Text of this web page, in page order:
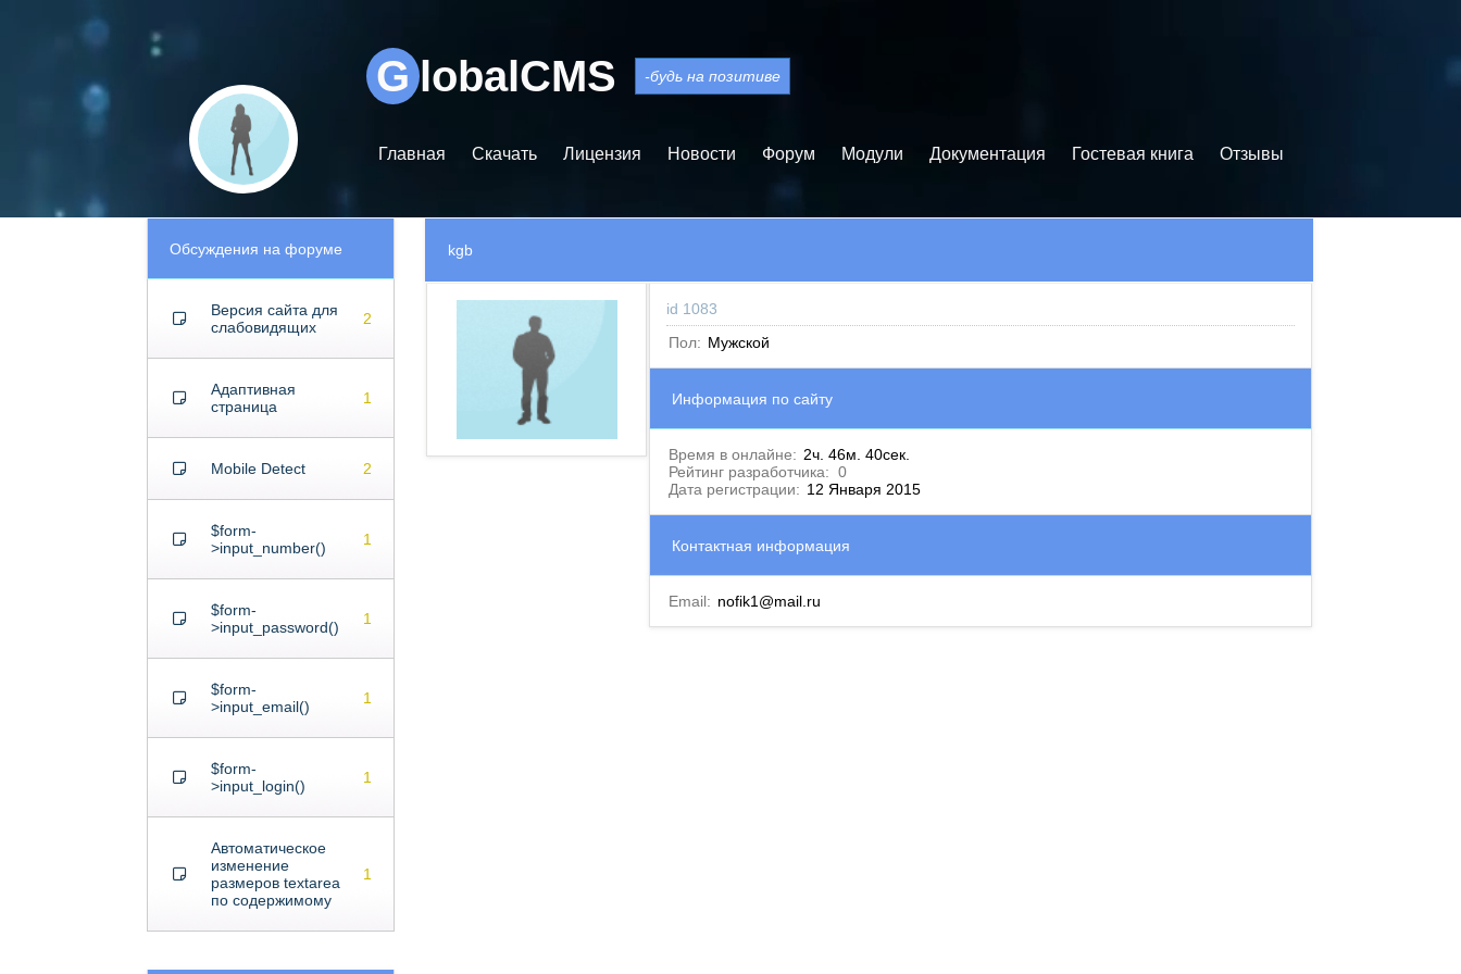
G lobalCMS -будь на позитиве
Главная Скачать Лицензия Новости Форум Модули Документация Гостевая книга Отзывы
Обсуждения на форуме
Версия сайта для
слабовидящих
2
Адаптивная
страница
1
Mobile Detect 2
$form-
>input_number()
1
$form-
>input_password()
1
$form-
>input_email()
1
$form-
>input_login()
1
Автоматическое
изменение
размеров textarea
по содержимому
1
kgb
id 1083
Пол: Мужской
Информация по сайту
Время в онлайне: 2ч. 46м. 40сек.
Рейтинг разработчика: 0
Дата регистрации: 12 Января 2015
Контактная информация
Email: nofik1@mail.ru